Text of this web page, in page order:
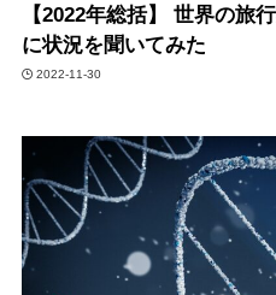
【2022年総括】 世界の旅
に状況を聞いてみた
2022-11-30